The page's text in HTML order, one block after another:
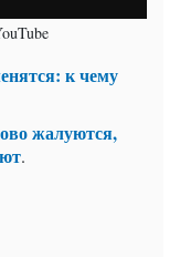
к чему
жалуются,
.